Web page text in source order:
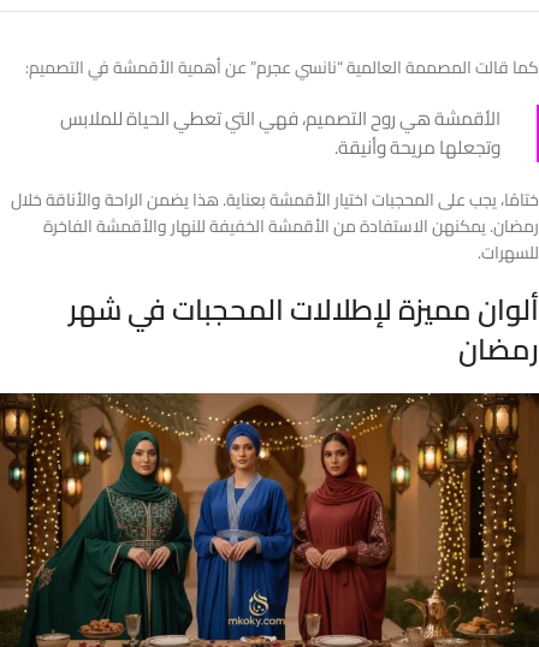
كما قالت المصممة العالمية “نانسي عجرم” عن أهمية الأقمشة في التصميم:
الأقمشة هي روح التصميم، فهي التي تعطي الحياة للملابس
وتجعلها مريحة وأنيقة.
ختامًا، يجب على المحجبات اختيار الأقمشة بعناية. هذا يضمن الراحة والأناقة خلال
رمضان. يمكنهن الاستفادة من الأقمشة الخفيفة للنهار والأقمشة الفاخرة
للسهرات.
ألوان مميزة لإطلالات المحجبات في شهر
رمضان